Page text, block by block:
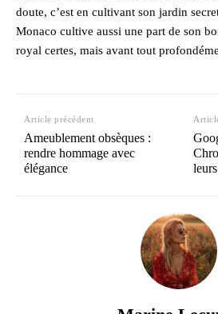
doute, c’est en cultivant son jardin
Monaco cultive aussi une part de son
royal certes, mais avant tout
Article précédent
Ameublement obsèques :
rendre hommage avec
élégance